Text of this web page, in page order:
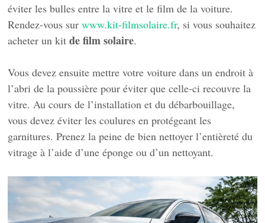
éviter les bulles entre la vitre et le film de la voiture.
Rendez-vous surwww.kit-filmsolaire.fr, si vous souhaitez
acheter un kitde film solaire.
Vous devez ensuite mettre votre voiture dans un endroit à
l’abri de la poussière pour éviter que celle-ci recouvre la
vitre. Au cours de l’installation et du débarbouillage,
vous devez éviter les coulures en protégeant les
garnitures. Prenez la peine de bien nettoyer l’entièreté du
vitrage à l’aide d’une éponge ou d’un nettoyant.